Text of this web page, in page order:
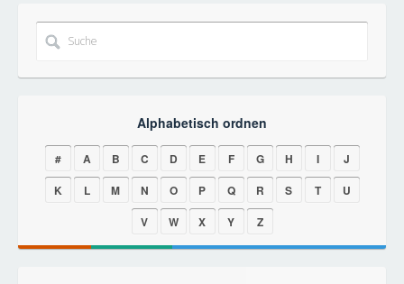
Alphabetisch ordnen
# A B C D E F G H I
J
K
L M N O P Q R S T
U
V
W X Y Z